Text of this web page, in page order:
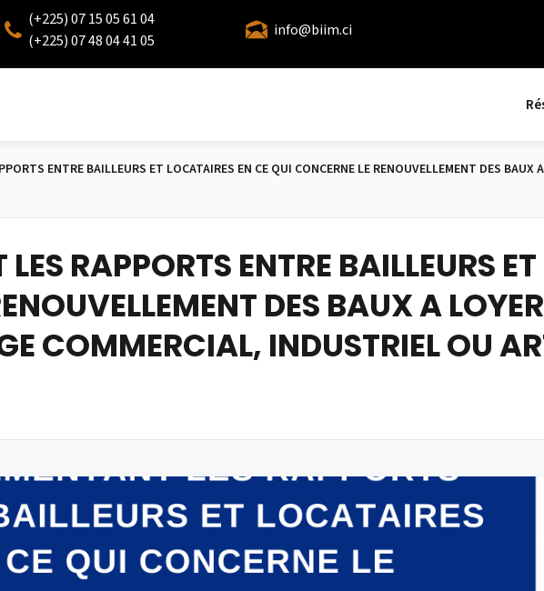
(+225) 07 15 05 61 04
(+225) 07 48 04 41 05
info@biim.ci
ENTRE BAILLEURS ET LOCATAIRES EN CE QUI CONCERNE LE RENOUVELLEMENT DES
RAPPORTS ENTRE BAILLEURS
DES BAUX A
COMMERCIAL, INDUSTRIEL OU